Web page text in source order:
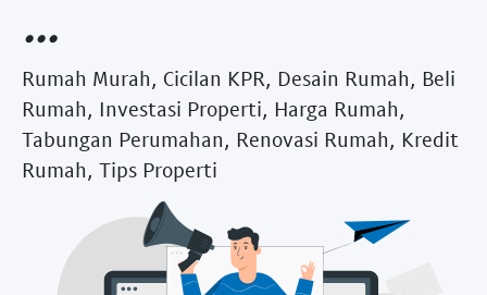
...
Rumah Murah, Cicilan KPR, Desain Rumah, Beli
Rumah, Investasi Properti, Harga Rumah,
Tabungan Perumahan, Renovasi Rumah, Kredit
Rumah, Tips Properti